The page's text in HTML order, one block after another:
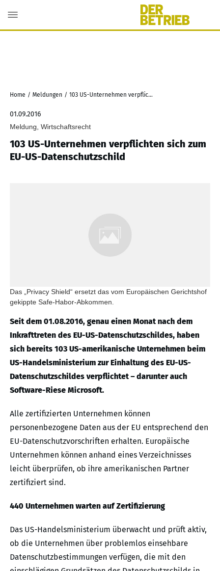
Home / Meldungen / 103 US-Unternehmen verpflichten sich zum EU-US-Datenschutzschild
01.09.2016
Meldung, Wirtschaftsrecht
103 US-Unternehmen verpflichten sich zum
EU-US-Datenschutzschild
Das „Privacy Shield“ ersetzt das vom Europäischen Gerichtshof
gekippte Safe-Habor-Abkommen.
Seit dem 01.08.2016, genau einen Monat nach dem
Inkrafttreten des EU-US-Datenschutzschildes, haben
sich bereits 103 US-amerikanische Unternehmen beim
US-Handelsministerium zur Einhaltung des EU-US-
Datenschutzschildes verpflichtet – darunter auch
Software-Riese Microsoft.
Alle zertifizierten Unternehmen können
personenbezogene Daten aus der EU entsprechend den
EU-Datenschutzvorschriften erhalten. Europäische
Unternehmen können anhand eines Verzeichnisses
leicht überprüfen, ob ihre amerikanischen Partner
zertifiziert sind.
440 Unternehmen warten auf Zertifizierung
Das US-Handelsministerium überwacht und prüft aktiv,
ob die Unternehmen über problemlos einsehbare
Datenschutzbestimmungen verfügen, die mit den